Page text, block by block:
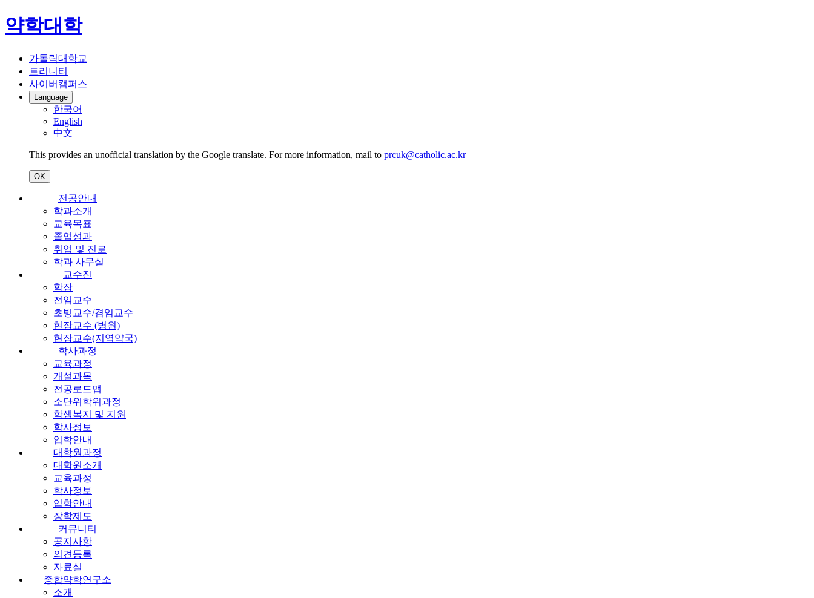
약학대학
가톨릭대학교
트리니티
사이버캠퍼스
Language
한국어
English
中文
This provides an unofficial translation by the Google translate. For more information, mail to prcuk@catholic.ac.kr
OK
전공안내
학과소개
교육목표
졸업성과
취업 및 진로
학과 사무실
교수진
학장
전임교수
초빙교수/겸임교수
현장교수 (병원)
현장교수(지역약국)
학사과정
교육과정
개설과목
전공로드맵
소단위학위과정
학생복지 및 지원
학사정보
입학안내
대학원과정
대학원소개
교육과정
학사정보
입학안내
장학제도
커뮤니티
공지사항
의견등록
자료실
종합약학연구소
소개